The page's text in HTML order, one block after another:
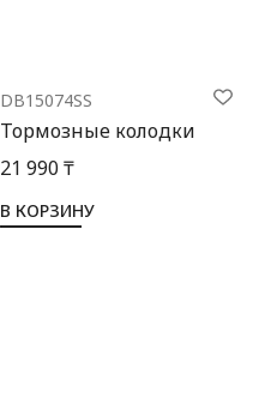
DB15074SS
Тормозные колодки
21 990 ₸
В КОРЗИНУ